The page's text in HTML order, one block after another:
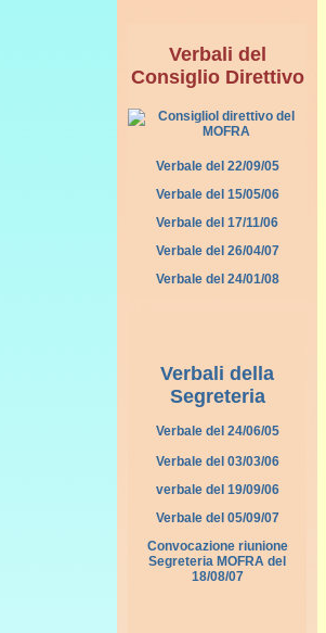
Verbali del
Consiglio Direttivo
Verbale del 22/09/05
Verbale del 15/05/06
Verbale del 17/11/06
Verbale del 26/04/07
Verbale del 24/01/08
Verbali della
Segreteria
Verbale del 24/06/05
Verbale del 03/03/06
verbale del 19/09/06
Verbale del 05/09/07
Convocazione riunione
Segreteria MOFRA del
18/08/07